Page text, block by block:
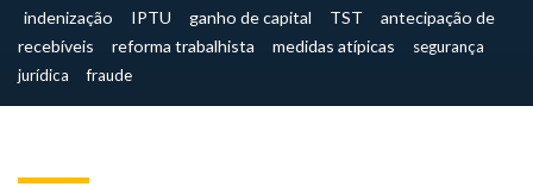
indenização
IPTU ganho de capital TST
antecipação de
recebíveis
reforma trabalhista medidas atípicas
segurança
jurídica
fraude